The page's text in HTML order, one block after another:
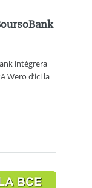
intégrera
Wero d’ici la